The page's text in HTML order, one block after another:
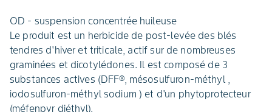
OD - suspension concentrée huileuse
Le produit est un herbicide de post-levée des blés
tendres d'hiver et triticale, actif sur de nombreuses
graminées et dicotylédones. Il est composé de 3
substances actives (DFF®, mésosulfuron-méthyl ,
iodosulfuron-méthyl sodium ) et d'un phytoprotecteur
(méfenpyr diéthyl).